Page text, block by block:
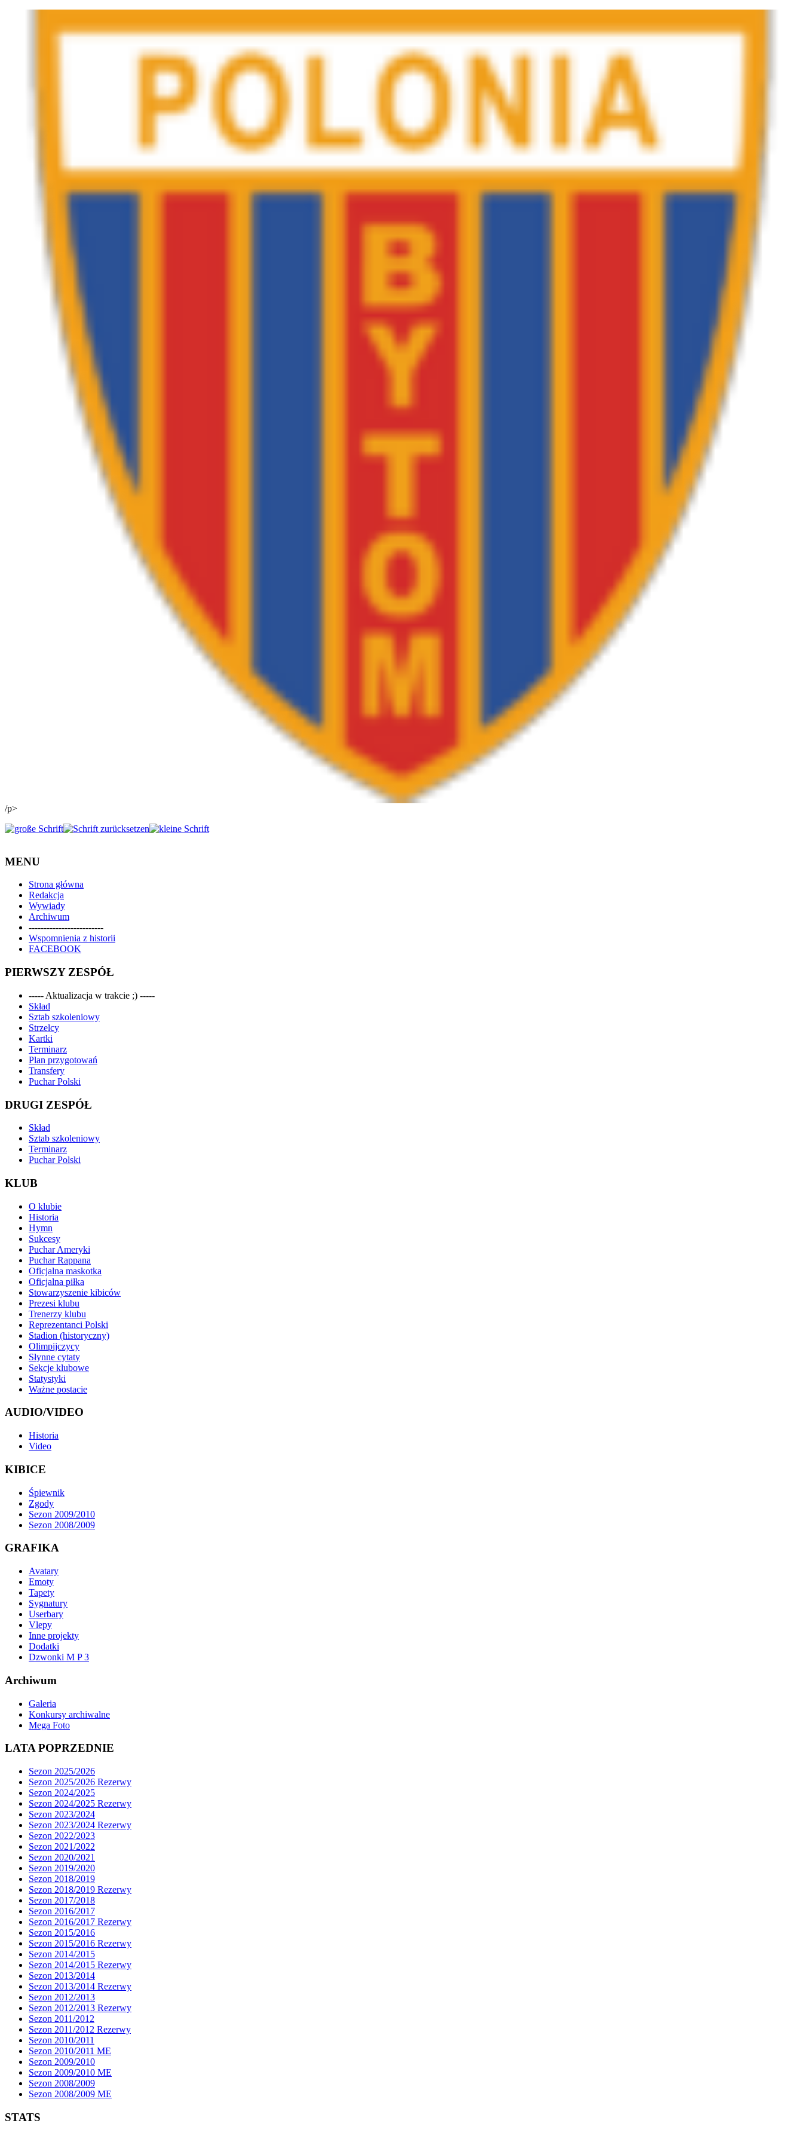
/p>
MENU
Strona główna
Redakcja
Wywiady
Archiwum
-------------------------
Wspomnienia z historii
FACEBOOK
PIERWSZY ZESPÓŁ
----- Aktualizacja w trakcie ;) -----
Skład
Sztab szkoleniowy
Strzelcy
Kartki
Terminarz
Plan przygotowań
Transfery
Puchar Polski
DRUGI ZESPÓŁ
Skład
Sztab szkoleniowy
Terminarz
Puchar Polski
KLUB
O klubie
Historia
Hymn
Sukcesy
Puchar Ameryki
Puchar Rappana
Oficjalna maskotka
Oficjalna piłka
Stowarzyszenie kibiców
Prezesi klubu
Trenerzy klubu
Reprezentanci Polski
Stadion (historyczny)
Olimpijczycy
Słynne cytaty
Sekcje klubowe
Statystyki
Ważne postacie
AUDIO/VIDEO
Historia
Video
KIBICE
Śpiewnik
Zgody
Sezon 2009/2010
Sezon 2008/2009
GRAFIKA
Avatary
Emoty
Tapety
Sygnatury
Userbary
Vlepy
Inne projekty
Dodatki
Dzwonki M P 3
Archiwum
Galeria
Konkursy archiwalne
Mega Foto
LATA POPRZEDNIE
Sezon 2025/2026
Sezon 2025/2026 Rezerwy
Sezon 2024/2025
Sezon 2024/2025 Rezerwy
Sezon 2023/2024
Sezon 2023/2024 Rezerwy
Sezon 2022/2023
Sezon 2021/2022
Sezon 2020/2021
Sezon 2019/2020
Sezon 2018/2019
Sezon 2018/2019 Rezerwy
Sezon 2017/2018
Sezon 2016/2017
Sezon 2016/2017 Rezerwy
Sezon 2015/2016
Sezon 2015/2016 Rezerwy
Sezon 2014/2015
Sezon 2014/2015 Rezerwy
Sezon 2013/2014
Sezon 2013/2014 Rezerwy
Sezon 2012/2013
Sezon 2012/2013 Rezerwy
Sezon 2011/2012
Sezon 2011/2012 Rezerwy
Sezon 2010/2011
Sezon 2010/2011 ME
Sezon 2009/2010
Sezon 2009/2010 ME
Sezon 2008/2009
Sezon 2008/2009 ME
STATS